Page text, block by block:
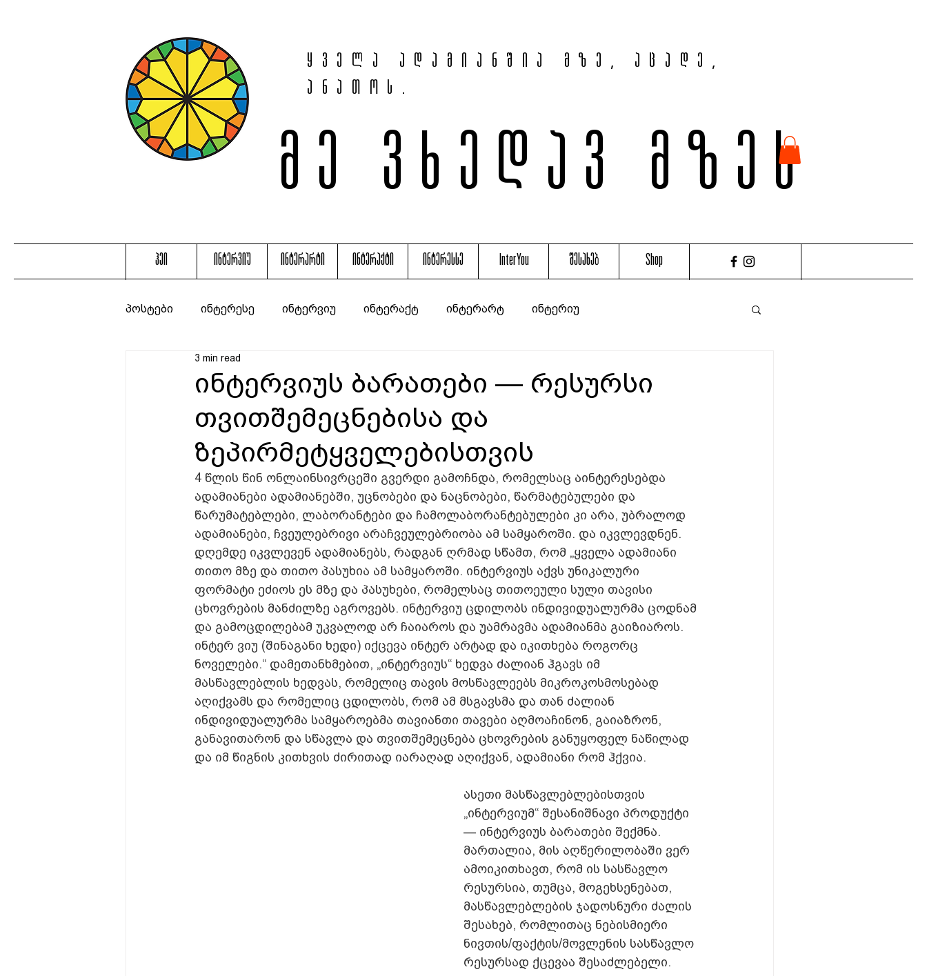
ყველა ადამიანშია მზე, აცადე,
ანათოს.
მე ვხედავ მზეს
ჰეი ინტერვიუ ინტერარტი ინტერაქტი ინტერესსე InterYou შესახებ Shop
პოსტები ინტერესე ინტერვიუ ინტერაქტ ინტერარტ ინტერიუ
ინტერვიუს ბარათები — რესურსი
თვითშემეცნებისა და
ზეპირმეტყველებისთვის
3 min read
4 წლის წინ ონლაინსივრცეში გვერდი გამოჩნდა, რომელსაც აინტერესებდა
ადამიანები ადამიანებში, უცნობები და ნაცნობები, წარმატებულები და
წარუმატებლები, ლაბორანტები და ჩამოლაბორანტებულები კი არა, უბრალოდ
ადამიანები, ჩვეულებრივი არაჩვეულებრიობა ამ სამყაროში. და იკვლევდნენ.
დღემდე იკვლევენ ადამიანებს, რადგან ღრმად სწამთ, რომ „ყველა ადამიანი
თითო მზე და თითო პასუხია ამ სამყაროში. ინტერვიუს აქვს უნიკალური
ფორმატი ეძიოს ეს მზე და პასუხები, რომელსაც თითოეული სული თავისი
ცხოვრების მანძილზე აგროვებს. ინტერვიუ ცდილობს ინდივიდუალურმა ცოდნამ
და გამოცდილებამ უკვალოდ არ ჩაიაროს და უამრავმა ადამიანმა გაიზიაროს.
ინტერ ვიუ (შინაგანი ხედი) იქცევა ინტერ არტად და იკითხება როგორც
ნოველები.“ დამეთანხმებით, „ინტერვიუს“ ხედვა ძალიან ჰგავს იმ
მასწავლებლის ხედვას, რომელიც თავის მოსწავლეებს მიკროკოსმოსებად
აღიქვამს და რომელიც ცდილობს, რომ ამ მსგავსმა და თან ძალიან
ინდივიდუალურმა სამყაროებმა თავიანთი თავები აღმოაჩინონ, გაიაზრონ,
განავითარონ და სწავლა და თვითშემეცნება ცხოვრების განუყოფელ ნაწილად
და იმ წიგნის კითხვის ძირითად იარაღად აღიქვან, ადამიანი რომ ჰქვია.
ასეთი მასწავლებლებისთვის
„ინტერვიუმ“ შესანიშნავი პროდუქტი
— ინტერვიუს ბარათები შექმნა.
მართალია, მის აღწერილობაში ვერ
ამოიკითხავთ, რომ ის სასწავლო
რესურსია, თუმცა, მოგეხსენებათ,
მასწავლებლების ჯადოსნური ძალის
შესახებ, რომლითაც ნებისმიერი
ნივთის/ფაქტის/მოვლენის სასწავლო
რესურსად ქცევაა შესაძლებელი.